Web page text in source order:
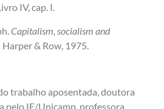
IV, cap. I.
Capitalism, socialism and
Harper & Row, 1975.
trabalho aposentada, doutora
pelo IE/Unicamp, professora